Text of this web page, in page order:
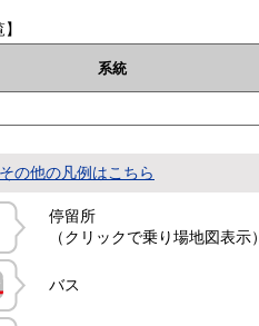
系統
その他の凡例はこちら
停留所
（クリックで乗り場地図表示）
バス